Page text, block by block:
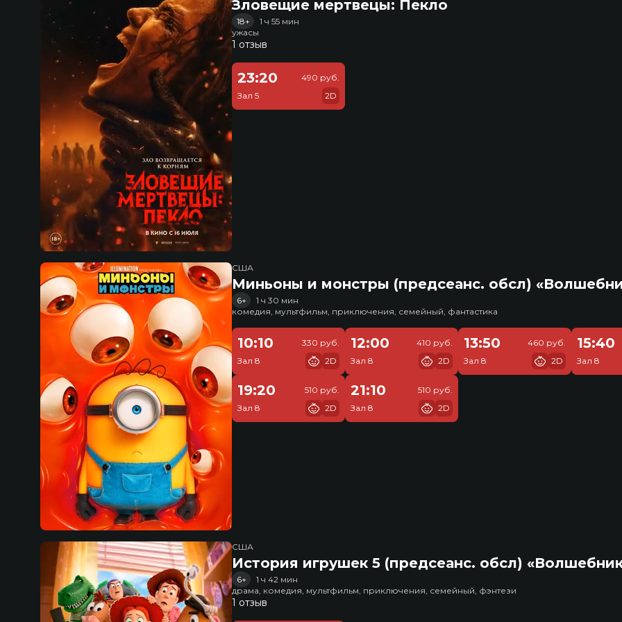
Зловещие мертвецы: Пекло
18+
1 ч 55 мин
ужасы
1 отзыв
23:20
Зал 5
490 руб.
2D
США
Миньоны и монстры (предсеанс. обсл)
6+
1 ч 30 мин
комедия, мультфильм, приключения, семейный, фантастика
10:10
Зал 8
330 руб.
2D
12:00
Зал 8
410 руб.
2D
13:50
Зал 8
460 руб.
2D
15:40
Зал 8
19:20
Зал 8
510 руб.
2D
21:10
Зал 8
510 руб.
2D
США
История игрушек 5 (предсеанс. обсл)
6+
1 ч 42 мин
драма, комедия, мультфильм, приключения, семейный, фэнтези
1 отзыв